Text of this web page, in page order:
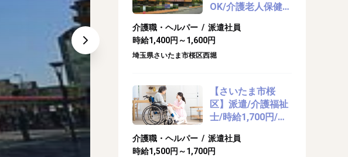
あなたのご要望お聞かせください♪
OK/介護老人保健施
介護職・ヘルパー / 派遣社員
時給1,400円～1,600円
埼玉県さいたま市桜区西堀
【さいたま市桜
区】派遣/介護福祉
士/時給1,700円/日
護のお仕事
介護職・ヘルパー / 派遣社員
時給1,500円～1,700円